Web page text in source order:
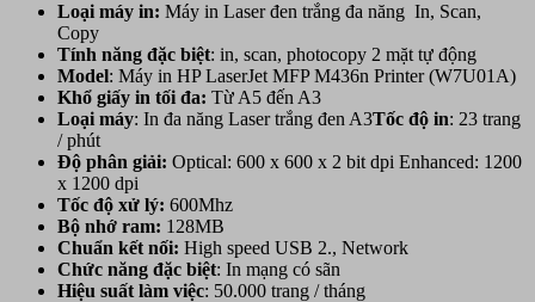
Loại máy in: Máy in Laser đen trắng đa năng In, Scan,
Copy
Tính năng đặc biệt: in, scan, photocopy 2 mặt tự động
Model: Máy in HP LaserJet MFP M436n Printer (W7U01A)
Khổ giấy in tối đa: Từ A5 đến A3
Loại máy: In đa năng Laser trắng đen A3Tốc độ in: 23 trang
/ phút
Độ phân giải: Optical: 600 x 600 x 2 bit dpi Enhanced: 1200
x 1200 dpi
Tốc độ xử lý: 600Mhz
Bộ nhớ ram: 128MB
Chuẩn kết nối: High speed USB 2., Network
Chức năng đặc biệt: In mạng có sãn
Hiệu suất làm việc: 50.000 trang / tháng